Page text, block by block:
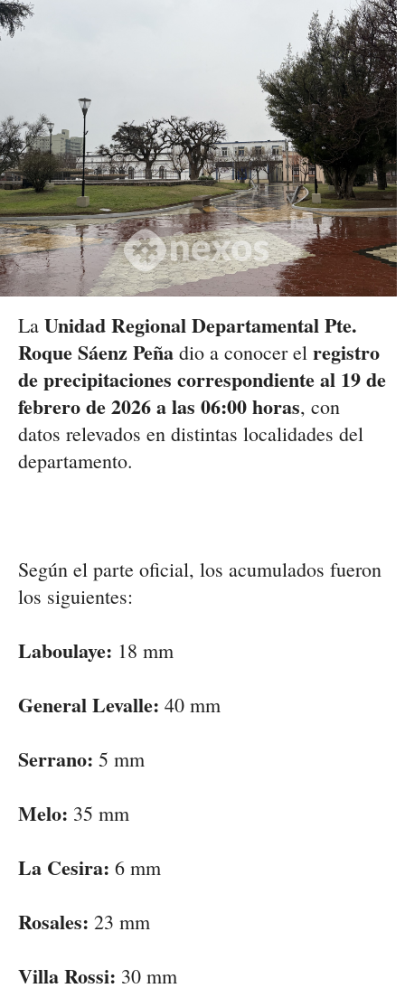
La Unidad Regional Departamental Pte.
Roque Sáenz Peña dio a conocer el registro
de precipitaciones correspondiente al 19 de
febrero de 2026 a las 06:00 horas, con
datos relevados en distintas localidades del
departamento.
Según el parte oficial, los acumulados fueron
los siguientes:
Laboulaye: 18 mm
General Levalle: 40 mm
Serrano: 5 mm
Melo: 35 mm
La Cesira: 6 mm
Rosales: 23 mm
Villa Rossi: 30 mm